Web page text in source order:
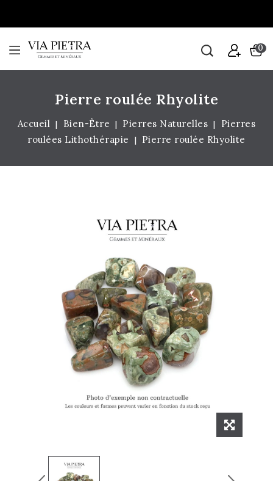
0
Pierre roulée Rhyolite
Accueil Bien-Être Pierres Naturelles
Pierres
roulées Lithothérapie
Pierre roulée Rhyolite